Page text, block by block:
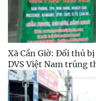
Xã Cần Giờ: Đối thủ
DVS Việt Nam trúng